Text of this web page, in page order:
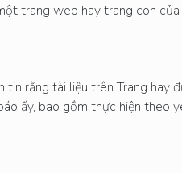
trang web hay trang con
rằng tài liệu trên Trang hay
ấy, bao gồm thực hiện theo